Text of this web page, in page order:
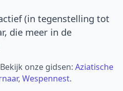
(in tegenstelling tot
die meer in de
onze gidsen:Aziatische
,Wespennest.